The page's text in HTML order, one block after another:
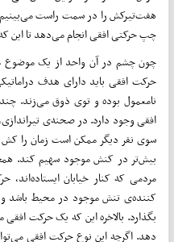
هفت‌تیرکش را در سمت راست می‌بینیم،
چپ حرکتی افقی انجام می‌دهد تا این
چون چشم در آن واحد از یک موضوع
حرکت افقی باید دارای هدف
نامعمول بوده و توی ذوق می‌زند.
افقی وجود دارد. در صحنه‌ی
سوی نفر دیگر ممکن است زمان را کش
بیش‌تر در کنش موجود سهیم کند.
مردمی که کنار خیابان
کننده‌ی تنش موجود در محیط باشد و
بگذارد. بالاخره این که یک حرکت
دهد. اگرچه این نوع حرکت افقی